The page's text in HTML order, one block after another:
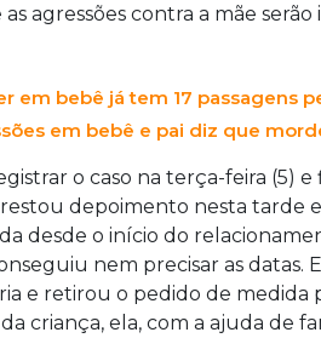
agressões contra a mãe
em bebê já tem 17 passagens
em bebê e pai diz que
o caso na terça-feira (5)
depoimento nesta tarde
desde o início do
nem precisar as datas.
e retirou o pedido de medida
criança, ela, com a ajuda de